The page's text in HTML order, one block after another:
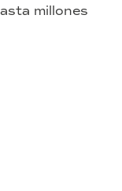
millones